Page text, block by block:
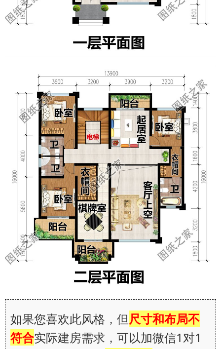
如果您喜欢此风格，但尺寸和布局不
符合实际建房需求，可以加微信1对1